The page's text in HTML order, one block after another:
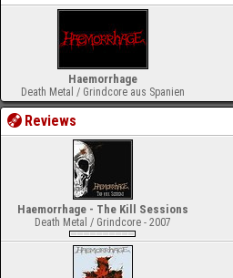
Haemorrhage
Death Metal / Grindcore aus Spanien
Reviews
Haemorrhage - The Kill Sessions
Death Metal / Grindcore - 2007